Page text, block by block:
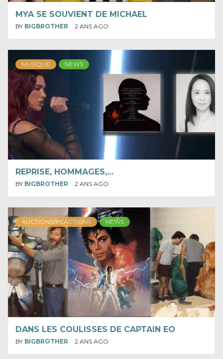
MYA SE SOUVIENT DE MICHAEL
BY BIGBROTHER 2 ANS AGO
MUSIQUE NEWS
REPRISE, HOMMAGES,…
BY BIGBROTHER 2 ANS AGO
AUCTIONS/REACTIONS NEWS
DANS LES COULISSES DE CAPTAIN EO
BY BIGBROTHER 2 ANS AGO